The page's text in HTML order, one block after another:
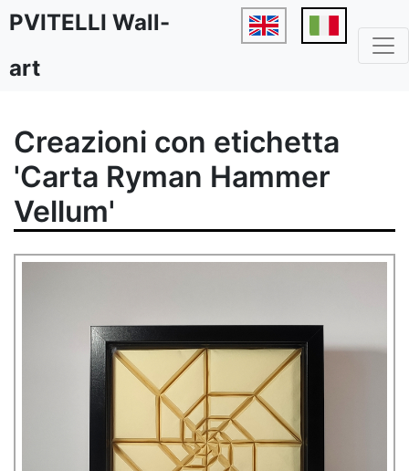
PVITELLI Wall-
art
Creazioni con etichetta
'Carta Ryman Hammer
Vellum'